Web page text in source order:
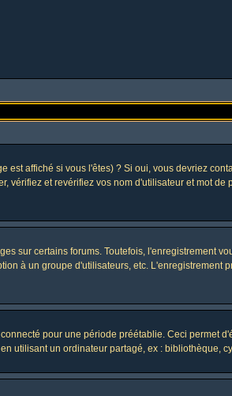
affiché si vous l'êtes) ? Si oui, vous devriez
et revérifiez vos nom d'utilisateur et mot
sur certains forums. Toutefois, l'enregistrement
à un groupe d'utilisateurs, etc. L'enregistrement
pour une période préétablie. Ceci permet
utilisant un ordinateur partagé, ex : bibliothèque,